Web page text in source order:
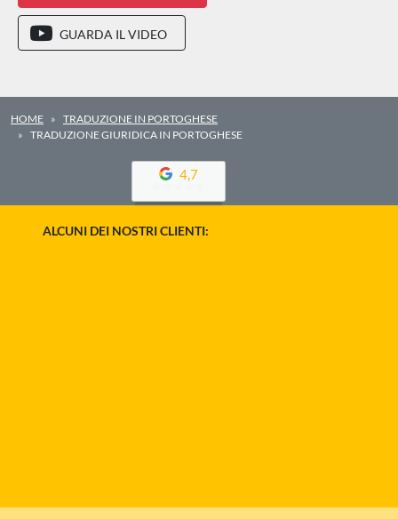
GUARDA IL VIDEO
HOME
TRADUZIONE IN PORTOGHESE
TRADUZIONE GIURIDICA IN PORTOGHESE
4,7
ALCUNI DEI NOSTRI CLIENTI: